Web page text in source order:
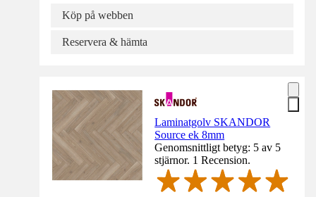
Köp på webben
Reservera & hämta
Laminatgolv SKANDOR
Source ek 8mm
Genomsnittligt betyg: 5 av 5
stjärnor. 1 Recension.